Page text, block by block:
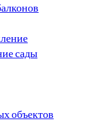
сады
объектов